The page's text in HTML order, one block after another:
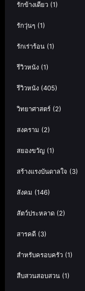
รักข้างเดียว (1)
รักวุ่นๆ (1)
รักเร่าร้อน (1)
รีวิวหนัง (1)
รีวิวหนัง (405)
วิทยาศาสตร์ (2)
สงคราม (2)
สยองขวัญ (1)
สร้างแรงบันดาลใจ (3)
สังคม (146)
สัตว์ประหลาด (2)
สารคดี (3)
สำหรับครอบครัว (1)
สืบสวนสอบสวน (1)